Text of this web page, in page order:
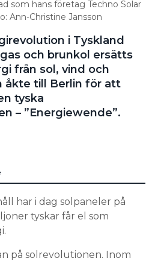
som hans företag Techno Solar
Ann-Christine Jansson
i Tyskland
och brunkol ersätts
från sol, vind och
åkte till Berlin för att
tyska
– ”Energiewende”.
har i dag solpaneler på
tyskar får el som
på solrevolutionen. Inom